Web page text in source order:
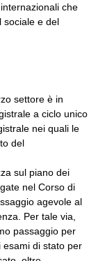
che
sociale e del
settore è in
a ciclo unico
nei quali le
del
sul piano dei
nel Corso di
agevole al
Per tale via,
passaggio per
esami di stato per